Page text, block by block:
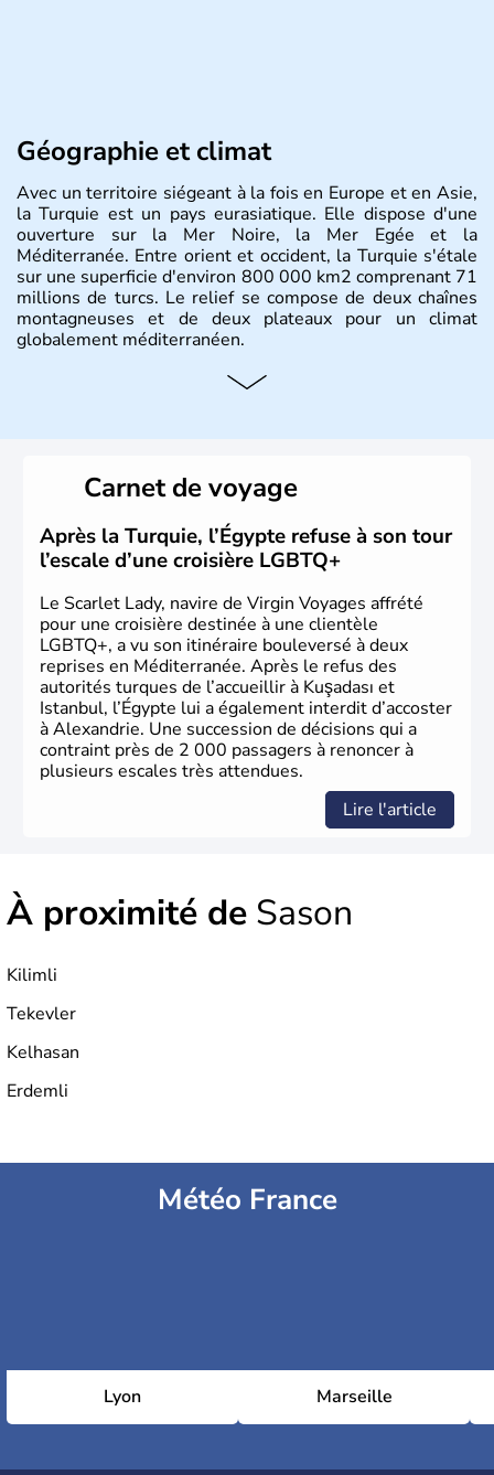
Géographie et climat
Avec un territoire siégeant à la fois en Europe et en Asie,
la Turquie est un pays eurasiatique. Elle dispose d'une
ouverture sur la Mer Noire, la Mer Egée et la
Méditerranée. Entre orient et occident, la Turquie s'étale
sur une superficie d'environ 800 000 km2 comprenant 71
millions de turcs. Le relief se compose de deux chaînes
montagneuses et de deux plateaux pour un climat
globalement méditerranéen.
Histoire et administration
qui constitueront en 1299 les fondations de l'Empire
ottoman. Après avoir rattaché l'Anatolie et la Thrace
orientale au territoire turc, la République est proclamée
le 29 octobre 1923. Ankara remplace alors Istanbul au
titre de capitale du pays.
Carnet de voyage
Après la Turquie, l’Égypte refuse à son tour
l’escale d’une croisière LGBTQ+
Le Scarlet Lady, navire de Virgin Voyages affrété
pour une croisière destinée à une clientèle
LGBTQ+, a vu son itinéraire bouleversé à deux
reprises en Méditerranée. Après le refus des
autorités turques de l’accueillir à Kuşadası et
Istanbul, l’Égypte lui a également interdit d’accoster
à Alexandrie. Une succession de décisions qui a
contraint près de 2 000 passagers à renoncer à
plusieurs escales très attendues.
Lire l'article
À proximité de Sason
Kilimli
Tekevler
Kelhasan
Erdemli
Météo France
Lyon Marseille